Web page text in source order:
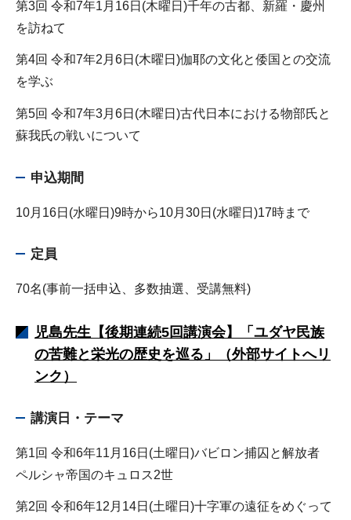
第3回 令和7年1月16日(木曜日)千年の古都、新羅・慶州
を訪ねて
第4回 令和7年2月6日(木曜日)伽耶の文化と倭国との交流
を学ぶ
第5回 令和7年3月6日(木曜日)古代日本における物部氏と
蘇我氏の戦いについて
申込期間
10月16日(水曜日)9時から10月30日(水曜日)17時まで
定員
70名(事前一括申込、多数抽選、受講無料)
児島先生【後期連続5回講演会】「ユダヤ民族
の苦難と栄光の歴史を巡る」（外部サイトへリ
ンク）
講演日・テーマ
第1回 令和6年11月16日(土曜日)バビロン捕囚と解放者
ペルシャ帝国のキュロス2世
第2回 令和6年12月14日(土曜日)十字軍の遠征をめぐって